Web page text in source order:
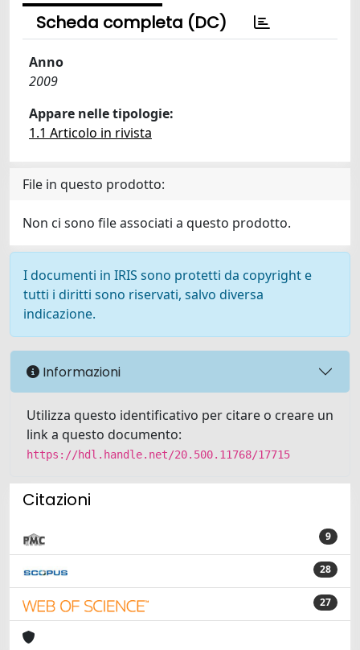
Scheda completa (DC)
Anno
2009
Appare nelle tipologie:
1.1 Articolo in rivista
File in questo prodotto:
Non ci sono file associati a questo prodotto.
I documenti in IRIS sono protetti da copyright e
tutti i diritti sono riservati, salvo diversa
indicazione.
Informazioni
Utilizza questo identificativo per citare o creare un
link a questo documento:
https://hdl.handle.net/20.500.11768/17715
Citazioni
9
28
27